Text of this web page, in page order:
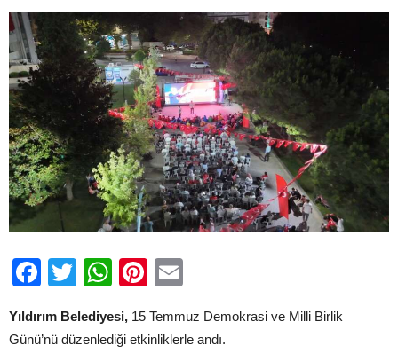
Facebook
TwitterWhatsApp
Pinterest
Yıldırım Belediyesi, 15 Temmuz Demokrasi ve Milli Birlik
Günü’nü düzenlediği etkinliklerle andı.